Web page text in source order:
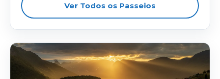
Ver Todos os Passeios